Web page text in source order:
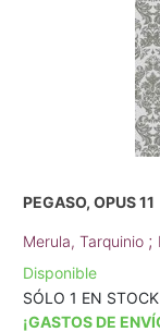
PEGASO, OPUS 11
Merula, Tarquinio ;
Disponible
SÓLO 1 EN
¡GASTOS DE